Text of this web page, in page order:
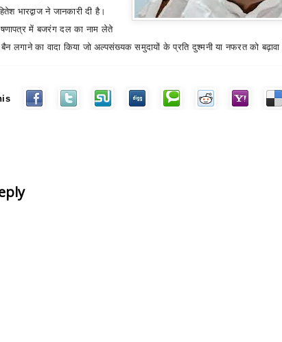
भारद्वाज ने जानकारी दी है।
में बजरंग दल का नाम लेते
लगाने का वादा किया जो अल्पसंख्यक समुदायों के प्रति दुश्मनी या नफरत को